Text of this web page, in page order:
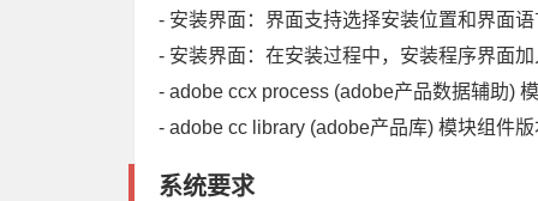
- 安装界面：界面支持选择安装位置和界面
- 安装界面：在安装过程中，安装程序界面
- adob​​e ccx process (adobe产品数据辅助)
- adobe cc library (adobe产品库) 模块组件
系统要求